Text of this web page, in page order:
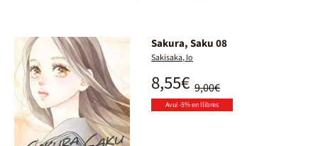
Sakura, Saku 08
Sakisaka, Io
9,00€
8,55€
Avui -5% en llibres